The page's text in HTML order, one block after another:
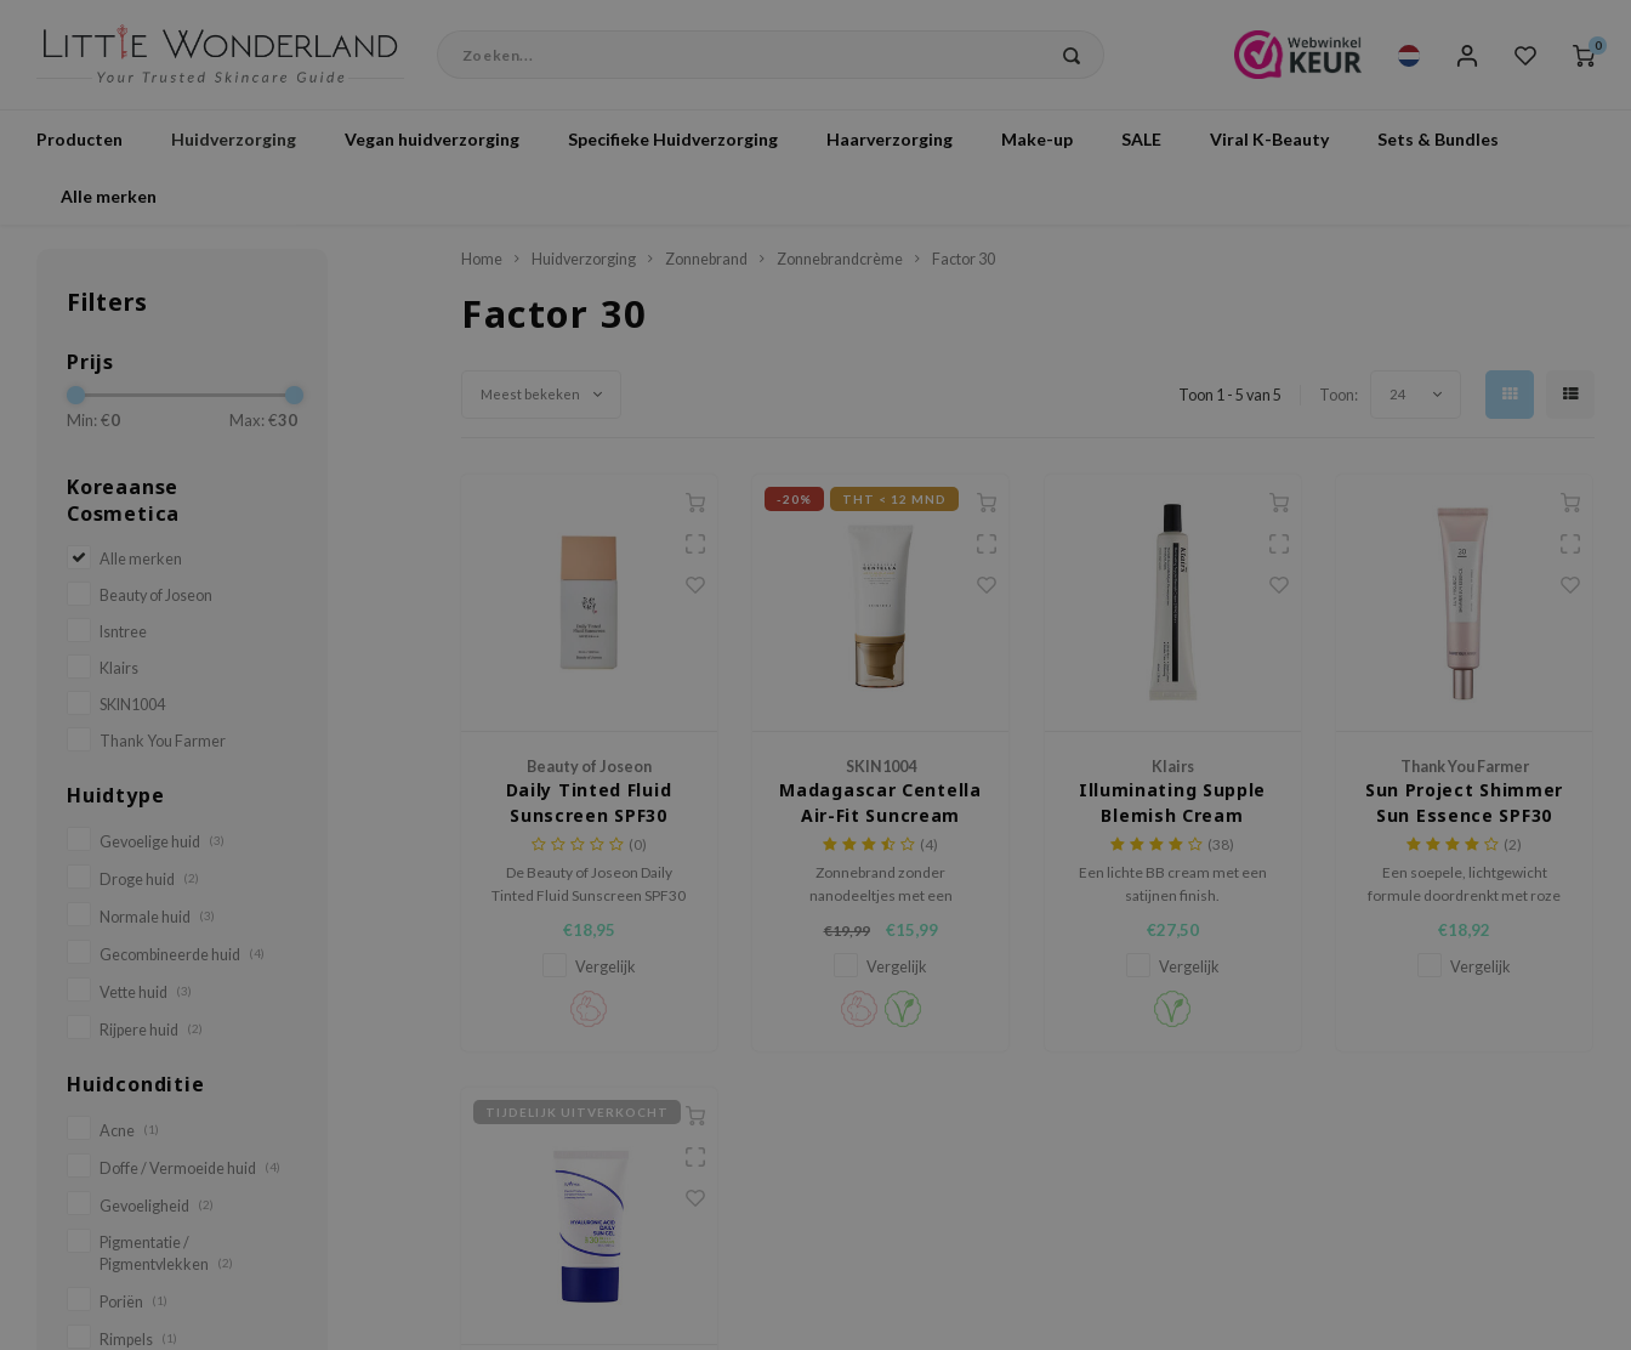
0
Producten Huidverzorging Vegan huidverzorging Specifieke Huidverzorging Haarverzorging Make-up SALE Viral K-Beauty Sets & Bundles
Alle merken
Filters
Prijs
Min: €0 Max: €30
Koreaanse
Cosmetica
Alle merken
Beauty of Joseon
Isntree
Klairs
SKIN1004
Thank You Farmer
Huidtype
Gevoelige huid (3)
Droge huid (2)
Normale huid (3)
Gecombineerde huid (4)
Vette huid (3)
Rijpere huid (2)
Huidconditie
Acne (1)
Doffe / Vermoeide huid (4)
Gevoeligheid (2)
Pigmentatie /
Pigmentvlekken
(2)
Poriën (1)
Rimpels (1)
Home Huidverzorging Zonnebrand Zonnebrandcrème Factor 30
Factor 30
Meest bekeken Toon 1 - 5 van 5 Toon: 24
Beauty of Joseon
Daily Tinted Fluid
Sunscreen SPF30
PA+++
(0)
De Beauty of Joseon Daily
Tinted Fluid Sunscreen SPF30
zonnebrandfluïde met minerale
UV filter die de huid helpt
beschermen tegen uv straling
en tegelijk een egale,
€18,95
Vergelijk
-20% THT < 12 MND
SKIN1004
Madagascar Centella
Air-Fit Suncream
Light SPF30 PA++++
(4)
Zonnebrand zonder
nanodeeltjes met een
€19,99 €15,99
Vergelijk
Klairs
Illuminating Supple
Blemish Cream
SPF40++(38)
Een lichte BB cream met een
satijnen finish.
€27,50
Vergelijk
Thank You Farmer
Sun Project Shimmer
Sun Essence SPF30
PA++
(2)
Een soepele, lichtgewicht
formule doordrenkt met roze
op te fleuren en te egaliseren
voor een stralende finish.
€18,92
Vergelijk
TIJDELIJK UITVERKOCHT